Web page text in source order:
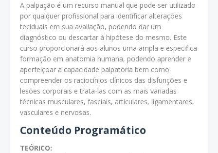
A palpação é um recurso manual que pode ser utilizado
por qualquer profissional para identificar alterações
teciduais em sua avaliação, podendo dar um
diagnóstico ou descartar à hipótese do mesmo. Este
curso proporcionará aos alunos uma ampla e especifica
formação em anatomia humana, podendo aprender e
aperfeiçoar a capacidade palpatória bem como
compreender os raciocínios clínicos das disfunções e
lesões corporais e trata-las com as mais variadas
técnicas musculares, fasciais, articulares, ligamentares,
vasculares e nervosas.
Conteúdo Programático
TEÓRICO: